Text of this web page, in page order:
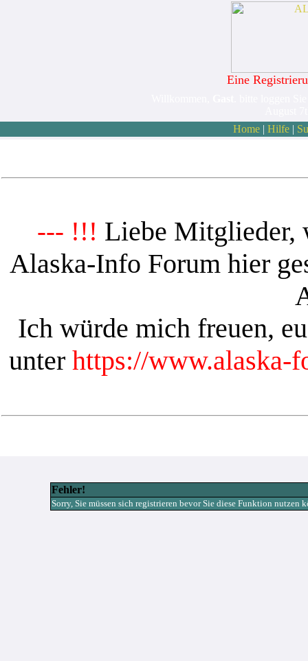
Eine
Home| Hilfe|
--- !!! Liebe Mitglieder,
Alaska-Info Forum hier
Ich würde mich freuen,
unter https://www.alaska-
Fehler!
Sorry, Sie müssen sich registrieren bevor Sie diese Funktion nutzen